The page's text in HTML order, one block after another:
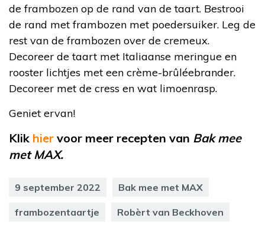
de frambozen op de rand van de taart. Bestrooi
de rand met frambozen met poedersuiker. Leg de
rest van de frambozen over de cremeux.
Decoreer de taart met Italiaanse meringue en
rooster lichtjes met een crème-brûléebrander.
Decoreer met de cress en wat limoenrasp.
Geniet ervan!
Klik hier voor meer recepten van Bak mee
met MAX.
9 september 2022 Bak mee met MAX
frambozentaartje Robèrt van Beckhoven